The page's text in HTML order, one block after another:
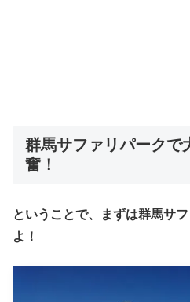
群馬サファリパークで
奮！
ということで、まずは群馬サ
よ！